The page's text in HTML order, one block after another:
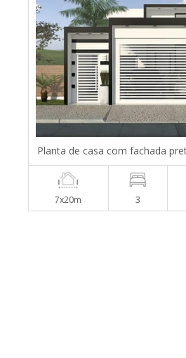
Planta de casa com fachada
7x20m 3